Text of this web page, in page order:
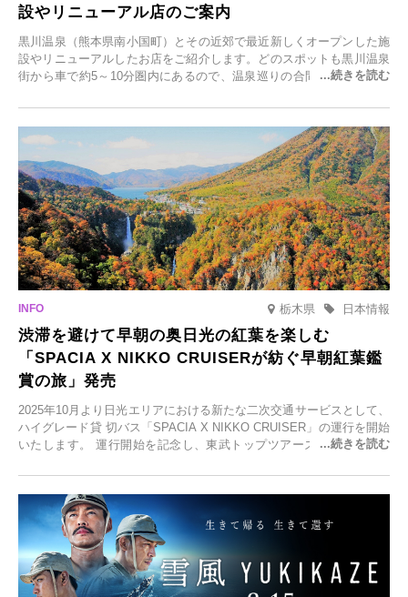
設やリニューアル店のご案内
黒川温泉（熊本県南小国町）とその近郊で最近新しくオープンした施
設やリニューアルしたお店をご紹介します。どのスポットも黒川温泉
街から車で約5～10分圏内にあるので、温泉巡りの合間に気軽に立ち
元食材にこだわったレストランなど、多彩な魅力が満載です。黒川温
泉の新たな楽しみとしてチェックしてみてください。
栃木県 日本情報
渋滞を避けて早朝の奥日光の紅葉を楽しむ
「SPACIA X NIKKO CRUISERが紡ぐ早朝紅葉鑑
賞の旅」発売
2025年10月より日光エリアにおける新たな二次交通サービスとして、
ハイグレード貸 切バス「SPACIA X NIKKO CRUISER」の運行を開始
いたします。 運行開始を記念し、東武トップツアーズ株式会社では
2025年9月12日(金)より発売いたします。